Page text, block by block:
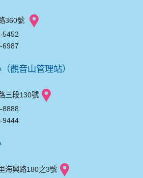
360號
5452
6987
觀音山管理站）
三段130號
8888
9444
海興路180之3號